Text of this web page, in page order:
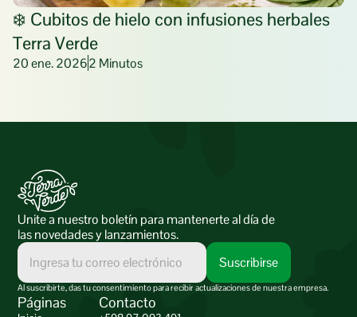
❄️ Cubitos de hielo con infusiones herbales
Terra Verde
20 ene. 20262 Minutos
Unite a nuestro boletín para mantenerte al día de
las novedades y lanzamientos.
Al suscribirte, das tu consentimiento para recibir actualizaciones de nuestra empresa.
Páginas Contacto